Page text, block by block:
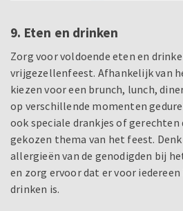
9. Eten en drinken
Zorg voor voldoende eten en
vrijgezellenfeest. Afhankelijk van
kiezen voor een brunch, lunch,
op verschillende momenten
ook speciale drankjes of gerechten
gekozen thema van het feest.
allergieën van de genodigden bij
en zorg ervoor dat er voor
drinken is.